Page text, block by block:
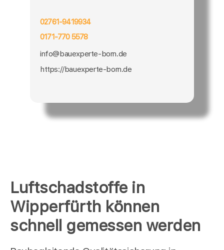
Luftschadstoffe in
Wipperfürth können
schnell gemessen werden
02761-9419934
0171-770 5578
info@bauexperte-born.de
https://bauexperte-born.de